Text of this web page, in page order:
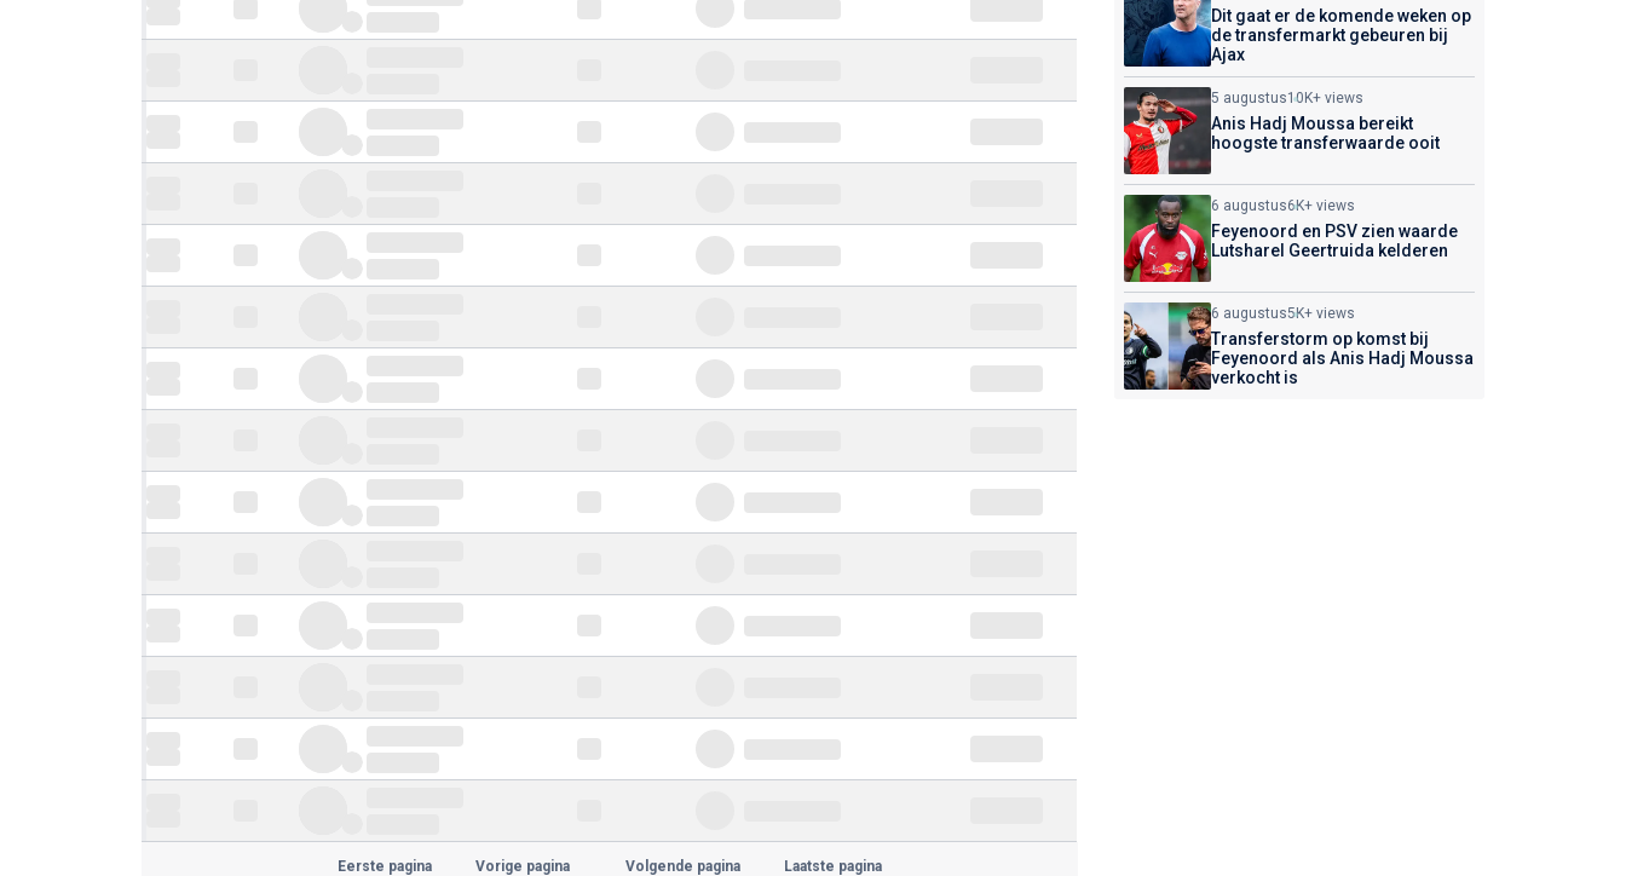
Eerste pagina Vorige pagina Volgende pagina Laatste pagina
Dit gaat er de komende weken op
de transfermarkt gebeuren bij
Ajax
5 augustus10K+ views
Anis Hadj Moussa bereikt
hoogste transferwaarde ooit
6 augustus6K+ views
Feyenoord en PSV zien waarde
Lutsharel Geertruida kelderen
6 augustus5K+ views
Transferstorm op komst bij
Feyenoord als Anis Hadj Moussa
verkocht is